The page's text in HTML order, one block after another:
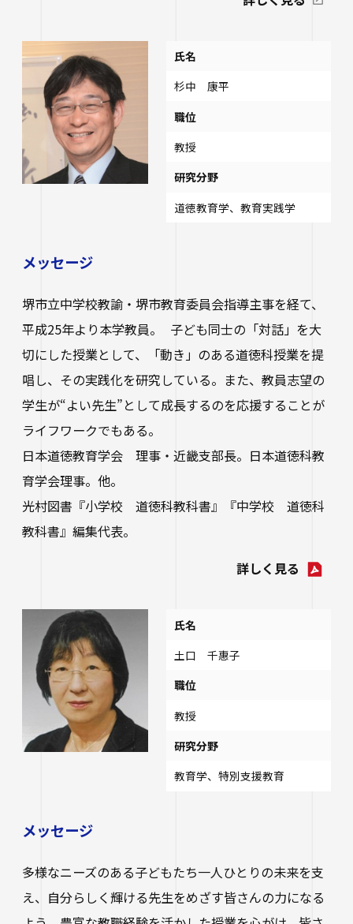
メッセージ
堺市立中学校教諭・堺市教育委員会指導主事を経て、
平成25年より本学教員。 子ども同士の「対話」を大
切にした授業として、「動き」のある道徳科授業を提
唱し、その実践化を研究している。また、教員志望の
学生が“よい先生”として成長するのを応援することが
ライフワークでもある。
日本道徳教育学会 理事・近畿支部長。日本道徳科教
育学会理事。他。
光村図書『小学校 道徳科教科書』『中学校 道徳科
教科書』編集代表。
詳しく見る
氏名
杉中 康平
職位
教授
研究分野
道徳教育学、教育実践学
メッセージ
多様なニーズのある子どもたち一人ひとりの未来を支
え、自分らしく輝ける先生をめざす皆さんの力になる
氏名
土口 千惠子
職位
教授
研究分野
教育学、特別支援教育